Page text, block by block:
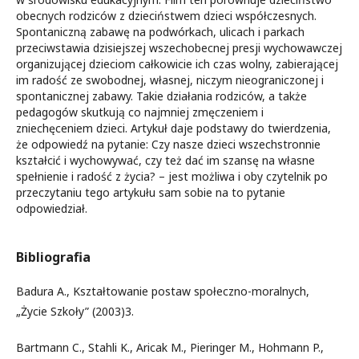
obecnych rodziców z dzieciństwem dzieci współczesnych.
Spontaniczną zabawę na podwórkach, ulicach i parkach
przeciwstawia dzisiejszej wszechobecnej presji wychowawczej
organizującej dzieciom całkowicie ich czas wolny, zabierającej
im radość ze swobodnej, własnej, niczym nieograniczonej i
spontanicznej zabawy. Takie działania rodziców, a także
pedagogów skutkują co najmniej zmęczeniem i
zniechęceniem dzieci. Artykuł daje podstawy do twierdzenia,
że odpowiedź na pytanie: Czy nasze dzieci wszechstronnie
kształcić i wychowywać, czy też dać im szansę na własne
spełnienie i radość z życia? – jest możliwa i oby czytelnik po
przeczytaniu tego artykułu sam sobie na to pytanie
odpowiedział.
Bibliografia
Badura A., Kształtowanie postaw społeczno-moralnych,
„Życie Szkoły” (2003)3.
Bartmann C., Stahli K., Aricak M., Pieringer M., Hohmann P.,